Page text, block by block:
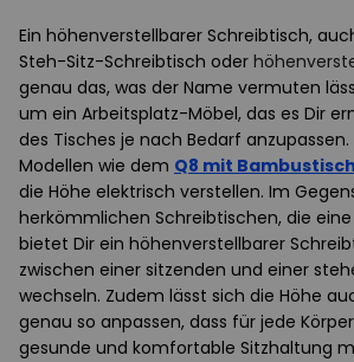
Ein höhenverstellbarer Schreibtisch,
Steh-Sitz-Schreibtisch oder
genau das, was der Name vermuten
um ein Arbeitsplatz-Möbel, das es Dir
des Tisches je nach Bedarf
Modellen wie dem Q8 mit
die Höhe elektrisch verstellen. Im
herkömmlichen Schreibtischen, die
bietet Dir ein höhenverstellbarer
zwischen einer sitzenden und einer
wechseln. Zudem lässt sich die Höhe
genau so anpassen, dass für jede
gesunde und komfortable Sitzhaltung